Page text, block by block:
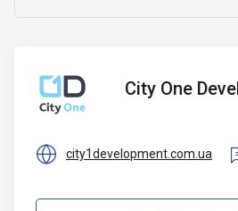
City One
Development
City One
 city1development.com.ua